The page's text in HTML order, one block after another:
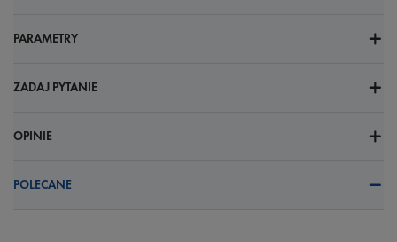
PARAMETRY
ZADAJ PYTANIE
OPINIE
POLECANE